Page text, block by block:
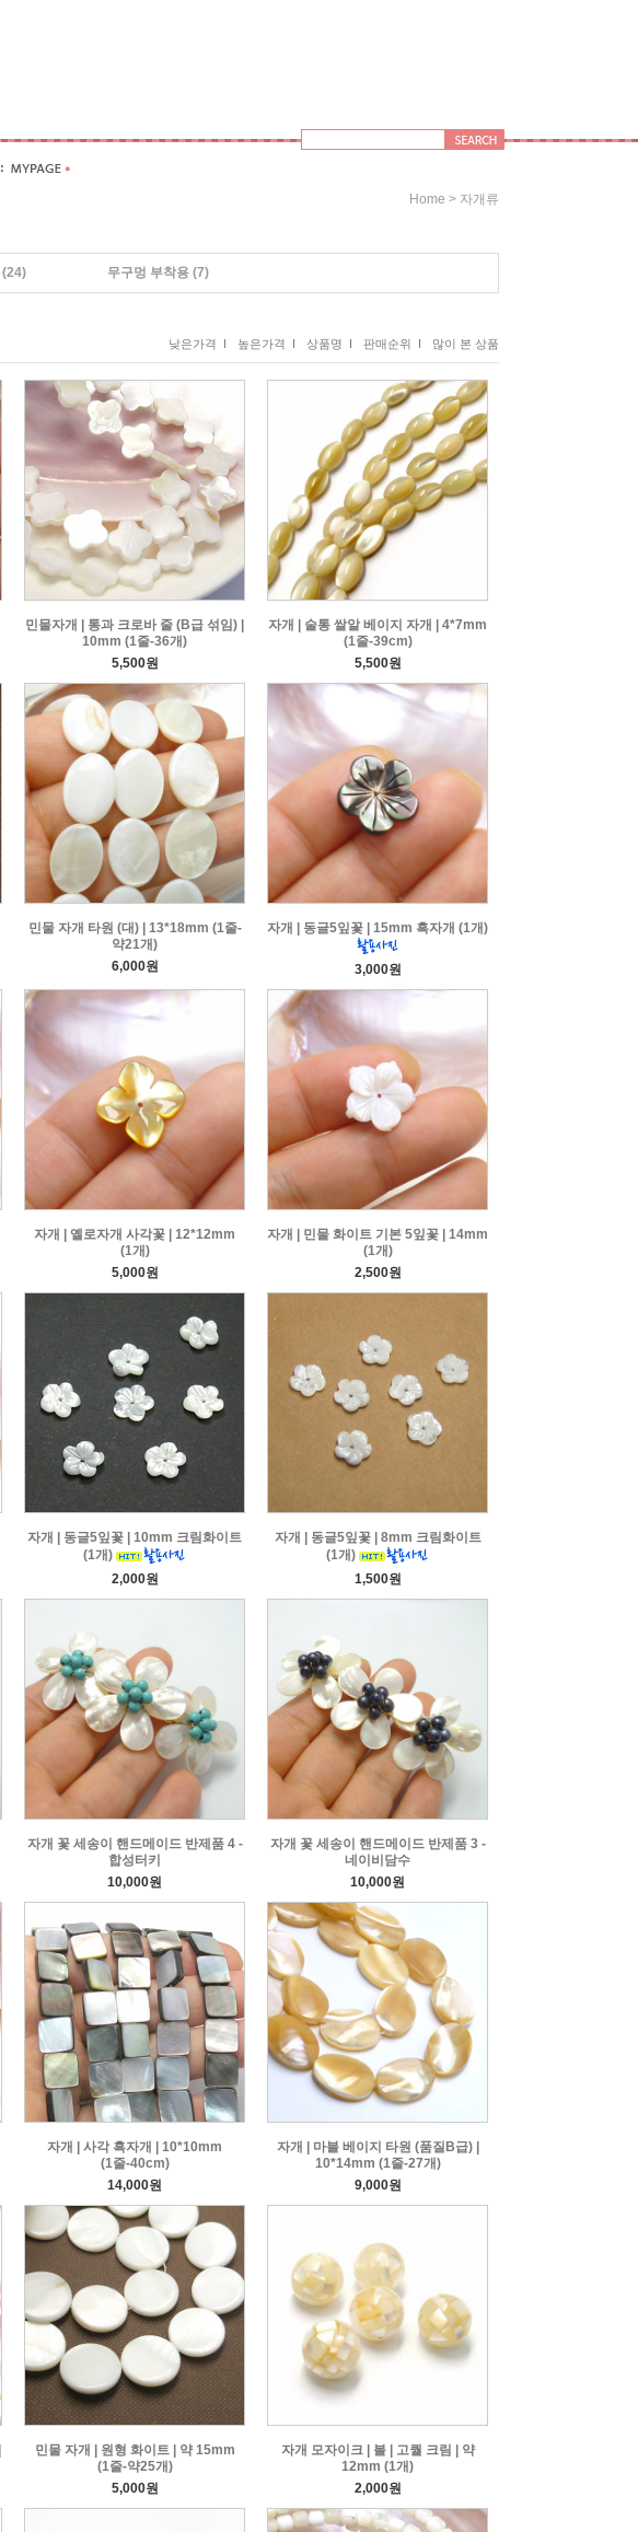
Home > 자개류
(24) 무구멍 부착용(7)
낮은가격 I 높은가격 I 상품명 I 판매순위 I 많이 본 상품
민물자개 | 통과 크로바 줄 (B급 섞임) |
10mm (1줄-36개)
5,500원
자개 | 술통 쌀알 베이지 자개 | 4*7mm
(1줄-39cm)
5,500원
민물 자개 타원 (대) | 13*18mm (1줄-
약21개)
6,000원
자개 | 동글5잎꽃 | 15mm 흑자개 (1개)
3,000원
자개 | 옐로자개 사각꽃 | 12*12mm
(1개)
5,000원
자개 | 민물 화이트 기본 5잎꽃 | 14mm
(1개)
2,500원
자개 | 동글5잎꽃 | 10mm 크림화이트
(1개)
2,000원
자개 | 동글5잎꽃 | 8mm 크림화이트
(1개)
1,500원
자개 꽃 세송이 핸드메이드 반제품 4 -
합성터키
10,000원
자개 꽃 세송이 핸드메이드 반제품 3 -
네이비담수
10,000원
자개 | 사각 흑자개 | 10*10mm
(1줄-40cm)
14,000원
자개 | 마블 베이지 타원 (품질B급) |
10*14mm (1줄-27개)
9,000원
민물 자개 | 원형 화이트 | 약 15mm
(1줄-약25개)
5,000원
자개 모자이크 | 볼 | 고퀄 크림 | 약
12mm (1개)
2,000원